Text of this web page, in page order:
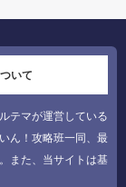
いて
テマが運営している
ん！攻略班一同、最
また、当サイトは基